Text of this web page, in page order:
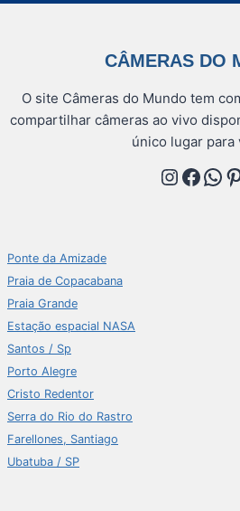
CÂMERAS DO
O site Câmeras do Mundo tem
compartilhar câmeras ao vivo
único lugar para
Ponte da Amizade
Praia de Copacabana
Praia Grande
Estação espacial NASA
Santos / Sp
Porto Alegre
Cristo Redentor
Serra do Rio do Rastro
Farellones, Santiago
Ubatuba / SP